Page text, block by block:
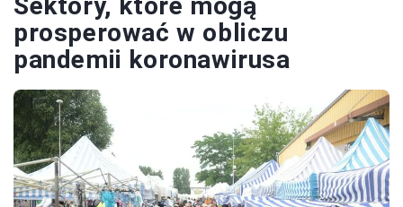
Sektory, które mogą
prosperować w obliczu
pandemii koronawirusa